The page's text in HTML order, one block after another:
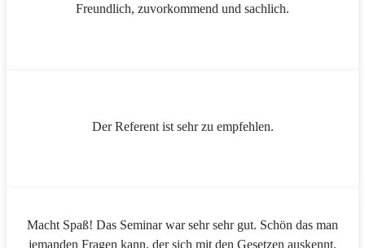
Freundlich, zuvorkommend und sachlich.
Der Referent ist sehr zu empfehlen.
Macht Spaß! Das Seminar war sehr sehr gut. Schön das man
jemanden Fragen kann, der sich mit den Gesetzen auskennt,